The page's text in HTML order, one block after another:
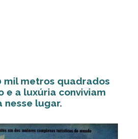
mil metros quadrados
e a luxúria conviviam
nesse lugar.